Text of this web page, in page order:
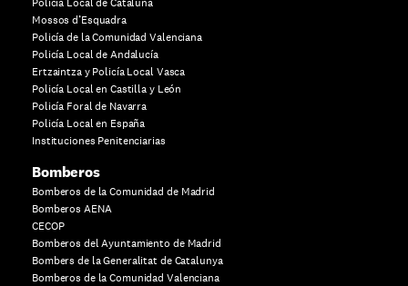
Mossos d’Esquadra
Policía de la Comunidad Valenciana
Policía Local de Andalucía
Ertzaintza y Policía Local Vasca
Policía Local en Castilla y León
Policía Foral de Navarra
Policía Local en España
Instituciones Penitenciarias
Bomberos
Bomberos de la Comunidad de Madrid
Bomberos AENA
CECOP
Bomberos del Ayuntamiento de Madrid
Bombers de la Generalitat de Catalunya
Bomberos de la Comunidad Valenciana